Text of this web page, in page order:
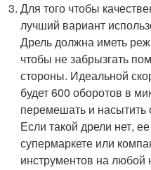
Для того чтобы
лучший вариант
Дрель должна иметь
чтобы не забрызгать
стороны. Идеальной
будет 600 оборотов в
перемешать и насытить
Если такой дрели нет,
супермаркете или
инструментов на